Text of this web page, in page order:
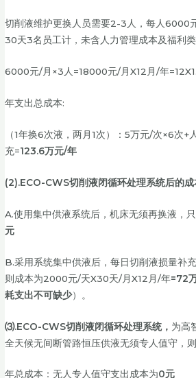
切削液维护更换人员需要2-3人，每人6000
30天3名员工计，未含人力管理成本及福利类
6000元/月×3人=18000元/月X12月/年
年支出总成本:
（1年换6次液，两月1次）：5万元/次×6次+
充=123.6万元/年
(2).ECO-CWS切削液闭循环处理系统后的成
A.使用集中供液系统后，机床无须再换液，
元
B.采用系统集中供液后，每日切削液损量补
则成本为2000元/天X30天/月X12月/年=72
耗支出不可缺少）。
⑶.ECO-CWS切削液闭循环处理系统， 为高
全天候无间断管路恒压供液无须专人值守，
年总成本：无人专人值守支出成本为0元